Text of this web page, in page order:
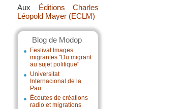
Aux Éditions Charles
Léopold Mayer (ECLM)
Blog de Modop
Festival Images
migrantes "Du migrant
au sujet politique"
Universitat
Internacional de la
Pau
Écoutes de créations
radio et migrations